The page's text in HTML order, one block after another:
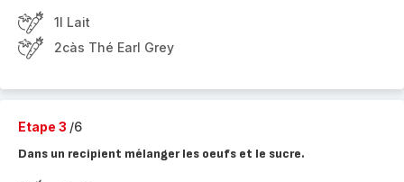
1l Lait
2càs Thé Earl Grey
Etape 3 /6
Dans un recipient mélanger les oeufs et le sucre.